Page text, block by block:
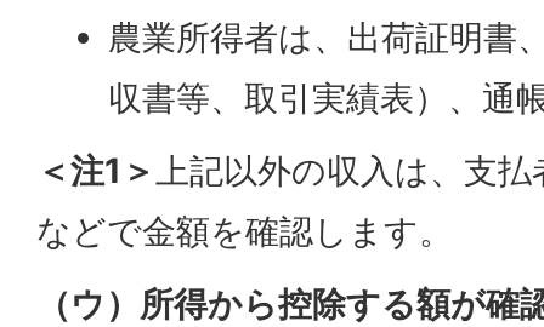
農業所得者は、出荷証明書
収書等、取引実績表）、通
＜注1＞上記以外の収入は、支
などで金額を確認します。
（ウ）所得から控除する額が確